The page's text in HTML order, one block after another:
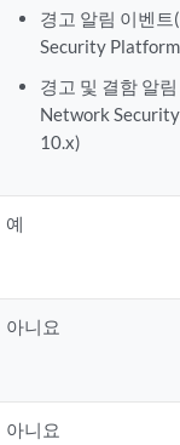
경고 알림 이벤
Security
경고 및 결함 알
Network
10.x)
예
아니요
아니요